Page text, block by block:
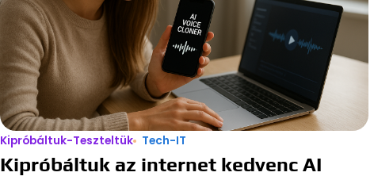
Kipróbáltuk-Teszteltük Tech-IT
Kipróbáltuk az internet kedvenc AI